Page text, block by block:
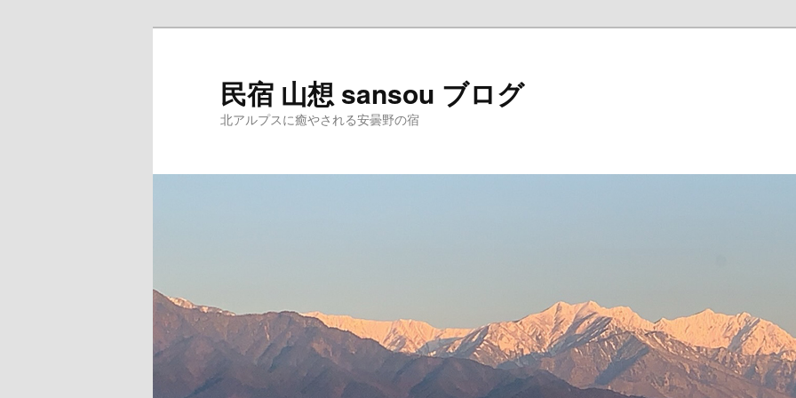
民宿 山想 sansou ブログ
北アルプスに癒やされる安曇野の宿